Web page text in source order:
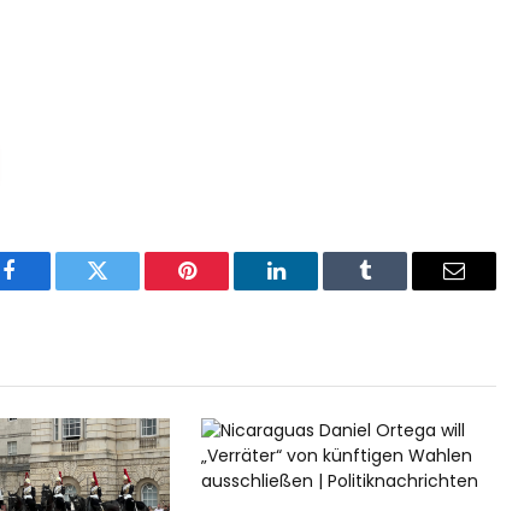
Facebook Twitter Pinterest LinkedIn Tumblr Email